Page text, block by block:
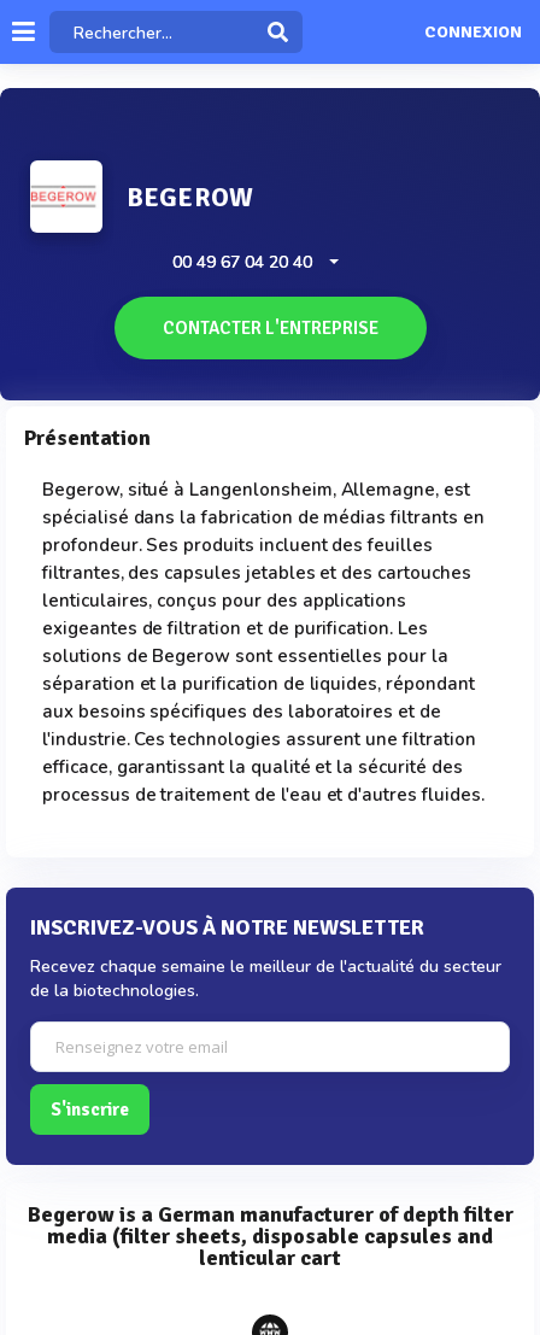
CONNEXION
BEGEROW
00 49 67 04 20 40
CONTACTER L'ENTREPRISE
Présentation
Begerow, situé à Langenlonsheim, Allemagne, est
spécialisé dans la fabrication de médias filtrants en
profondeur. Ses produits incluent des feuilles
filtrantes, des capsules jetables et des cartouches
lenticulaires, conçus pour des applications
exigeantes de filtration et de purification. Les
solutions de Begerow sont essentielles pour la
séparation et la purification de liquides, répondant
aux besoins spécifiques des laboratoires et de
l'industrie. Ces technologies assurent une filtration
efficace, garantissant la qualité et la sécurité des
processus de traitement de l'eau et d'autres fluides.
INSCRIVEZ-VOUS À NOTRE NEWSLETTER
Recevez chaque semaine le meilleur de l'actualité du secteur
de la biotechnologies.
S'inscrire
Begerow is a German manufacturer of depth filter
media (filter sheets, disposable capsules and
lenticular cart